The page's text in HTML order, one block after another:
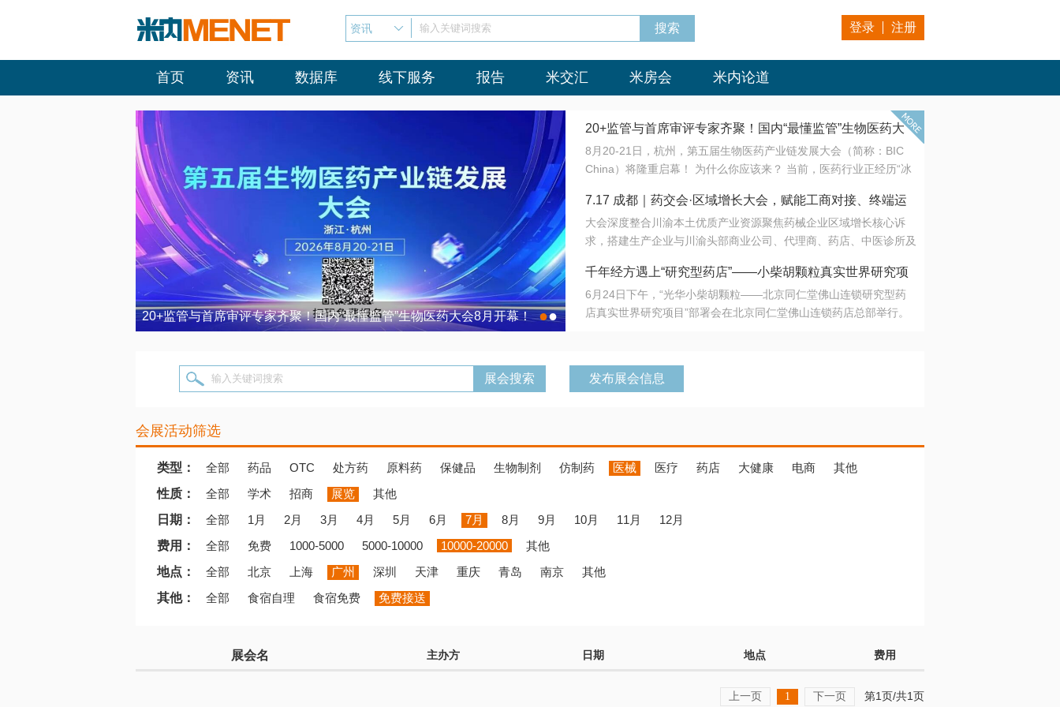
资讯 输入关键词搜索 登录 注册
首页 资讯 数据库 线下服务 报告 米交汇 米房会 米内论道
20+监管与首席审评专家齐聚！国内“最懂监管”生物医药大会8月开幕！ 7.17 成都｜药交会·区域增长大会，赋能工商对接、终端运营
●●
20+监管与首席审评专家齐聚！国内“最懂监管”生物医药大
会8月开幕！
8月20-21日，杭州，第五届生物医药产业链发展大会（简称：BIC
China）将隆重启幕！ 为什么你应该来？ 当前，医药行业正经历“冰
法正重新定义研发效率；另一端是创新药“最后一公里”的支付与入院
难题，呼唤更成熟的产业生态。 同质化“内卷”已无出路，全产业链协
同与出海能力建设才是破局关键。 本届大会以 “重构生态，定义未
算力突围；从中药创新、复杂药物制剂、CGT、多肽与小核酸的技
术攻坚，到CDMO的柔性智造。 我们致力于打破壁垒，让“实验
室”与“生产线”、“研发端”与“支付端”深度对话，更让监管、产业、资
7.17 成都｜药交会·区域增长大会，赋能工商对接、终端运
营
大会深度整合川渝本土优质产业资源聚焦药械企业区域增长核心诉
求，搭建生产企业与川渝头部商业公司、代理商、药店、中医诊所及
域增量份额夯实西南市场战略布局
千年经方遇上“研究型药店”——小柴胡颗粒真实世界研究项
目在北京同仁堂佛山连锁启动
6月24日下午，“光华小柴胡颗粒——北京同仁堂佛山连锁研究型药
店真实世界研究项目”部署会在北京同仁堂佛山连锁药店总部举行。
输入关键词搜索 发布展会信息
会展活动筛选
类型： 全部 药品 OTC 处方药 原料药 保健品 生物制剂 仿制药 医械 医疗 药店 大健康 电商
其他
性质：
全部 学术 招商 展览
其他
日期：
全部 1月 2月 3月 4月 5月 6月 7月 8月 9月 10月 11月
12月
费用：
全部 免费 1000-5000 5000-10000 10000-20000
其他
地点：
全部 北京 上海 广州 深圳 天津 重庆 青岛 南京
其他
其他：
全部 食宿自理 食宿免费 免费接送
展会名 主办方 日期 地点 费用
上一页 1 下一页 第1页/共1页